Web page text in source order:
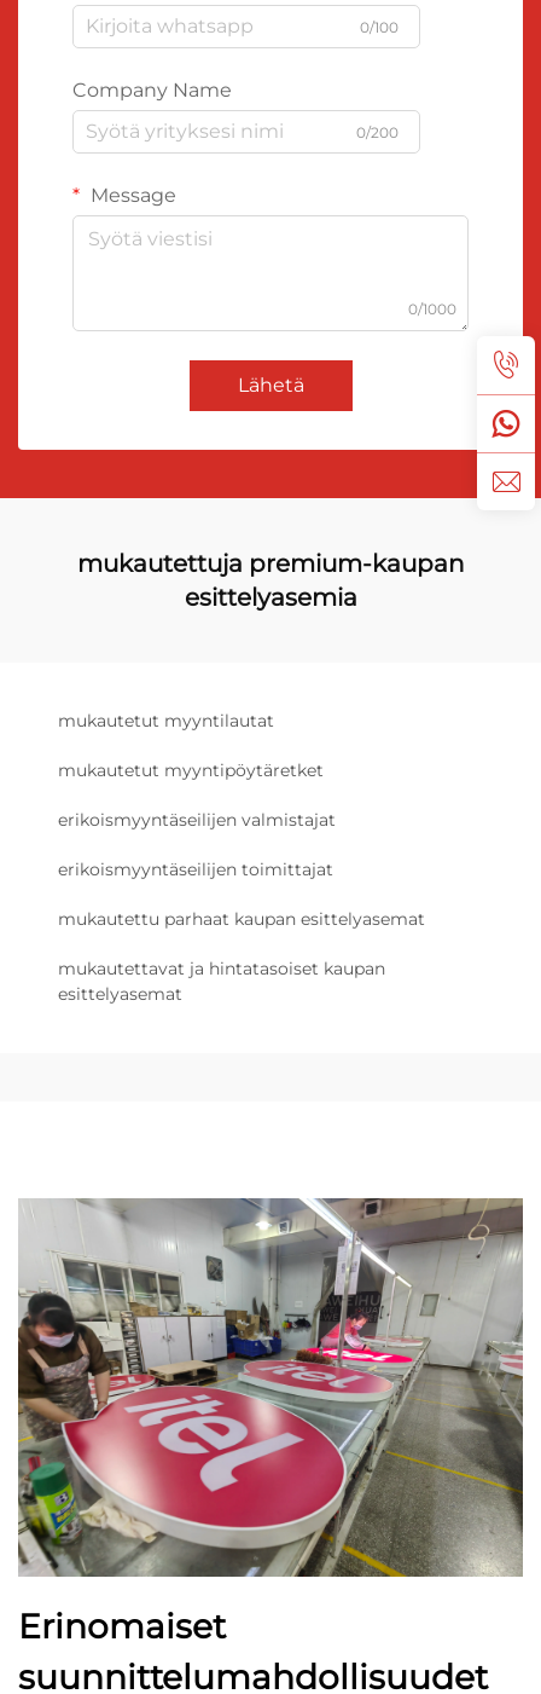
0/100
Company Name
0/200
Message
0/1000
Lähetä
mukautettuja premium-kaupan
esittelyasemia
mukautetut myyntilautat
mukautetut myyntipöytäretket
erikoismyyntäseilijen valmistajat
erikoismyyntäseilijen toimittajat
mukautettu parhaat kaupan esittelyasemat
mukautettavat ja hintatasoiset kaupan
esittelyasemat
Erinomaiset
suunnittelumahdollisuudet